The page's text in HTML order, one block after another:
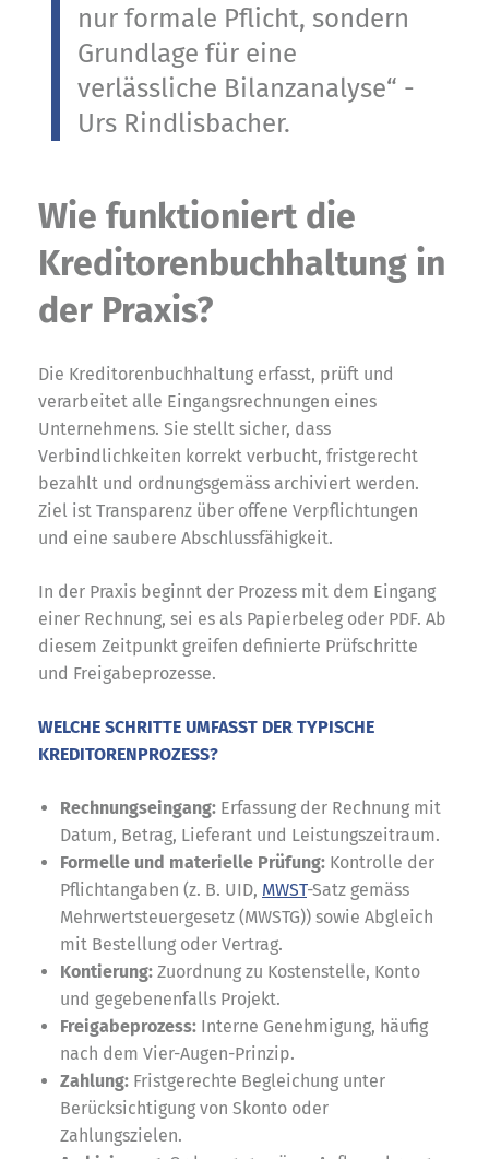
nur formale Pflicht, sondern
Grundlage für eine
verlässliche Bilanzanalyse“ -
Urs Rindlisbacher.
Wie funktioniert die
Kreditorenbuchhaltung in
der Praxis?
Die Kreditorenbuchhaltung erfasst, prüft und
verarbeitet alle Eingangsrechnungen eines
Unternehmens. Sie stellt sicher, dass
Verbindlichkeiten korrekt verbucht, fristgerecht
bezahlt und ordnungsgemäss archiviert werden.
Ziel ist Transparenz über offene Verpflichtungen
und eine saubere Abschlussfähigkeit.
In der Praxis beginnt der Prozess mit dem Eingang
einer Rechnung, sei es als Papierbeleg oder PDF. Ab
diesem Zeitpunkt greifen definierte Prüfschritte
und Freigabeprozesse.
WELCHE SCHRITTE UMFASST DER TYPISCHE
KREDITORENPROZESS?
Rechnungseingang: Erfassung der Rechnung mit
Datum, Betrag, Lieferant und Leistungszeitraum.
Formelle und materielle Prüfung: Kontrolle der
Pflichtangaben (z. B. UID, MWST-Satz gemäss
Mehrwertsteuergesetz (MWSTG)) sowie Abgleich
mit Bestellung oder Vertrag.
Kontierung: Zuordnung zu Kostenstelle, Konto
und gegebenenfalls Projekt.
Freigabeprozess: Interne Genehmigung, häufig
nach dem Vier-Augen-Prinzip.
Zahlung: Fristgerechte Begleichung unter
Berücksichtigung von Skonto oder
Zahlungszielen.